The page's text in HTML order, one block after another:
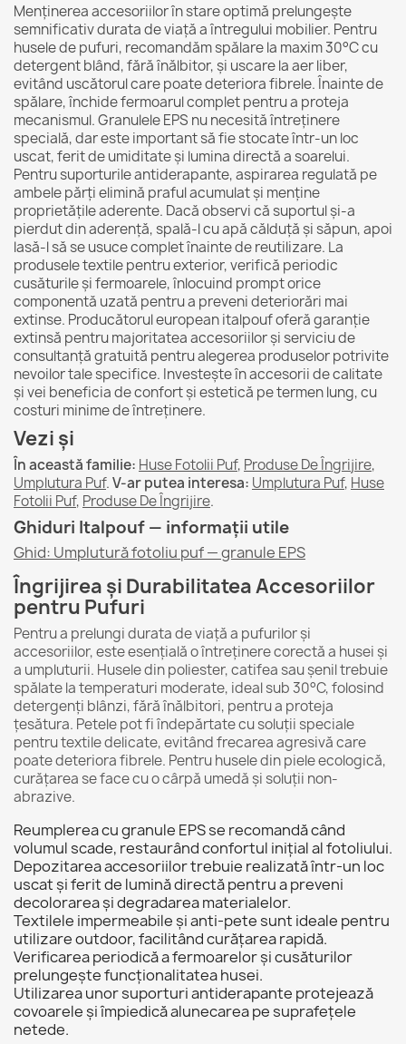
Menținerea accesoriilor în stare optimă prelungește
semnificativ durata de viață a întregului mobilier. Pentru
husele de pufuri, recomandăm spălare la maxim 30°C cu
detergent blând, fără înălbitor, și uscare la aer liber,
evitând uscătorul care poate deteriora fibrele. Înainte de
spălare, închide fermoarul complet pentru a proteja
mecanismul. Granulele EPS nu necesită întreținere
specială, dar este important să fie stocate într-un loc
uscat, ferit de umiditate și lumina directă a soarelui.
Pentru suporturile antiderapante, aspirarea regulată pe
ambele părți elimină praful acumulat și menține
proprietățile aderente. Dacă observi că suportul și-a
pierdut din aderență, spală-l cu apă călduță și săpun, apoi
lasă-l să se usuce complet înainte de reutilizare. La
produsele textile pentru exterior, verifică periodic
cusăturile și fermoarele, înlocuind prompt orice
componentă uzată pentru a preveni deteriorări mai
extinse. Producătorul european italpouf oferă garanție
extinsă pentru majoritatea accesoriilor și serviciu de
consultanță gratuită pentru alegerea produselor potrivite
nevoilor tale specifice. Investește în accesorii de calitate
și vei beneficia de confort și estetică pe termen lung, cu
costuri minime de întreținere.
Vezi și
În această familie: Huse Fotolii Puf, Produse De Îngrijire,
Umplutura Puf.V-ar putea interesa: Umplutura Puf, Huse
Fotolii Puf, Produse De Îngrijire.
Ghiduri Italpouf — informații utile
Ghid: Umplutură fotoliu puf — granule EPS
Îngrijirea și Durabilitatea Accesoriilor
pentru Pufuri
Pentru a prelungi durata de viață a pufurilor și
accesoriilor, este esențială o întreținere corectă a husei și
a umpluturii. Husele din poliester, catifea sau șenil trebuie
spălate la temperaturi moderate, ideal sub 30°C, folosind
detergenți blânzi, fără înălbitori, pentru a proteja
țesătura. Petele pot fi îndepărtate cu soluții speciale
pentru textile delicate, evitând frecarea agresivă care
poate deteriora fibrele. Pentru husele din piele ecologică,
curățarea se face cu o cârpă umedă și soluții non-
abrazive.
Reumplerea cu granule EPS se recomandă când
volumul scade, restaurând confortul inițial al fotoliului.
Depozitarea accesoriilor trebuie realizată într-un loc
uscat și ferit de lumină directă pentru a preveni
decolorarea și degradarea materialelor.
Textilele impermeabile și anti-pete sunt ideale pentru
utilizare outdoor, facilitând curățarea rapidă.
Verificarea periodică a fermoarelor și cusăturilor
prelungește funcționalitatea husei.
Utilizarea unor suporturi antiderapante protejează
covoarele și împiedică alunecarea pe suprafețele
netede.